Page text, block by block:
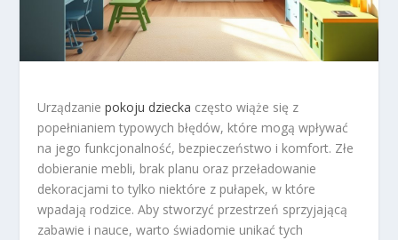
Urządzaniepokoju dziecka często wiąże się z
popełnianiem typowych błędów, które mogą wpływać
na jego funkcjonalność, bezpieczeństwo i komfort. Złe
dobieranie mebli, brak planu oraz przeładowanie
dekoracjami to tylko niektóre z pułapek, w które
wpadają rodzice. Aby stworzyć przestrzeń sprzyjającą
zabawie i nauce, warto świadomie unikać tych